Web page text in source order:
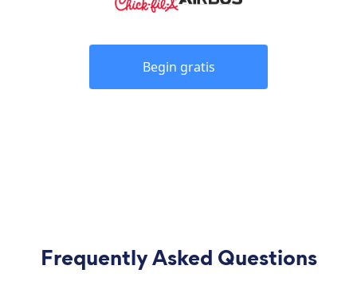
Begin gratis
Frequently Asked Questions